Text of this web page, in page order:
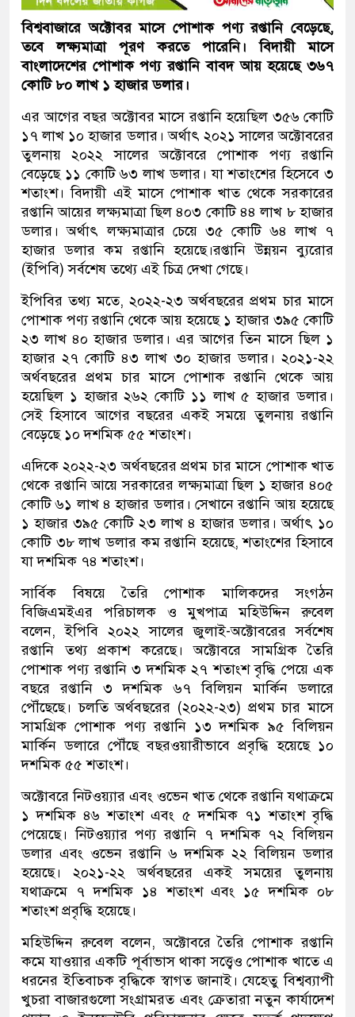
বিশ্ববাজারে অক্টোবর মাসে পোশাক পণ্য রপ্তানি বেড়েছে,
তবে লক্ষ্যমাত্রা পূরণ করতে পারেনি। বিদায়ী মাসে
বাংলাদেশের পোশাক পণ্য রপ্তানি বাবদ আয় হয়েছে ৩৬৭
কোটি ৮০ লাখ ১ হাজার ডলার।
এর আগের বছর অক্টোবর মাসে রপ্তানি হয়েছিল ৩৫৬ কোটি
১৭ লাখ ১০ হাজার ডলার। অর্থাৎ ২০২১ সালের অক্টোবরের
তুলনায় ২০২২ সালের অক্টোবরে পোশাক পণ্য রপ্তানি
বেড়েছে ১১ কোটি ৬৩ লাখ ডলার। যা শতাংশের হিসেবে ৩
শতাংশ। বিদায়ী এই মাসে পোশাক খাত থেকে সরকারের
রপ্তানি আয়ের লক্ষ্যমাত্রা ছিল ৪০৩ কোটি ৪৪ লাখ ৮ হাজার
ডলার। অর্থাৎ লক্ষ্যমাত্রার চেয়ে ৩৫ কোটি ৬৪ লাখ ৭
হাজার ডলার কম রপ্তানি হয়েছে।রপ্তানি উন্নয়ন ব্যুরোর
(ইপিবি) সর্বশেষ তথ্যে এই চিত্র দেখা গেছে।
ইপিবির তথ্য মতে, ২০২২-২৩ অর্থবছরের প্রথম চার মাসে
পোশাক পণ্য রপ্তানি থেকে আয় হয়েছে ১ হাজার ৩৯৫ কোটি
২৩ লাখ ৪০ হাজার ডলার। এর আগের তিন মাসে ছিল ১
হাজার ২৭ কোটি ৪৩ লাখ ৩০ হাজার ডলার। ২০২১-২২
অর্থবছরের প্রথম চার মাসে পোশাক রপ্তানি থেকে আয়
হয়েছিল ১ হাজার ২৬২ কোটি ১১ লাখ ৫ হাজার ডলার।
সেই হিসাবে আগের বছরের একই সময়ে তুলনায় রপ্তানি
বেড়েছে ১০ দশমিক ৫৫ শতাংশ।
এদিকে ২০২২-২৩ অর্থবছরের প্রথম চার মাসে পোশাক খাত
থেকে রপ্তানি আয়ে সরকারের লক্ষ্যমাত্রা ছিল ১ হাজার ৪০৫
কোটি ৬১ লাখ ৪ হাজার ডলার। সেখানে রপ্তানি আয় হয়েছে
১ হাজার ৩৯৫ কোটি ২৩ লাখ ৪ হাজার ডলার। অর্থাৎ ১০
কোটি ৩৮ লাখ ডলার কম রপ্তানি হয়েছে, শতাংশের হিসাবে
যা দশমিক ৭৪ শতাংশ।
সার্বিক বিষয়ে তৈরি পোশাক মালিকদের সংগঠন
বিজিএমইএর পরিচালক ও মুখপাত্র মহিউদ্দিন রুবেল
বলেন, ইপিবি ২০২২ সালের জুলাই-অক্টোবরের সর্বশেষ
রপ্তানি তথ্য প্রকাশ করেছে। অক্টোবরে সামগ্রিক তৈরি
পোশাক পণ্য রপ্তানি ৩ দশমিক ২৭ শতাংশ বৃদ্ধি পেয়ে এক
বছরে রপ্তানি ৩ দশমিক ৬৭ বিলিয়ন মার্কিন ডলারে
পৌঁছেছে। চলতি অর্থবছরের (২০২২-২৩) প্রথম চার মাসে
সামগ্রিক পোশাক পণ্য রপ্তানি ১৩ দশমিক ৯৫ বিলিয়ন
মার্কিন ডলারে পৌঁছে বছরওয়ারীভাবে প্রবৃদ্ধি হয়েছে ১০
দশমিক ৫৫ শতাংশ।
অক্টোবরে নিটওয়্যার এবং ওভেন খাত থেকে রপ্তানি যথাক্রমে
১ দশমিক ৪৬ শতাংশ এবং ৫ দশমিক ৭১ শতাংশ বৃদ্ধি
পেয়েছে। নিটওয়্যার পণ্য রপ্তানি ৭ দশমিক ৭২ বিলিয়ন
ডলার এবং ওভেন রপ্তানি ৬ দশমিক ২২ বিলিয়ন ডলার
হয়েছে। ২০২১-২২ অর্থবছরের একই সময়ের তুলনায়
যথাক্রমে ৭ দশমিক ১৪ শতাংশ এবং ১৫ দশমিক ০৮
শতাংশ প্রবৃদ্ধি হয়েছে।
মহিউদ্দিন রুবেল বলেন, অক্টোবরে তৈরি পোশাক রপ্তানি
কমে যাওয়ার একটি পূর্বাভাস থাকা সত্ত্বেও পোশাক খাতে এ
ধরনের ইতিবাচক বৃদ্ধিকে স্বাগত জানাই। যেহেতু বিশ্বব্যাপী
খুচরা বাজারগুলো সংগ্রামরত এবং ক্রেতারা নতুন কার্যাদেশ